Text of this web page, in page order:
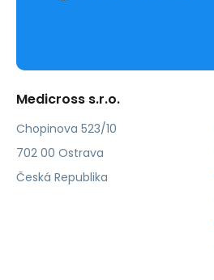
Medicross s.r.o.
Chopinova 523/10
702 00 Ostrava
Česká Republika